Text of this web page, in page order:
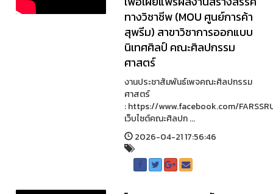
ทางวิชาชีพ (MOU ศูนย์การค้า
สุพรีม) สาขาวิชาการออกแบบ
นิเทศศิลป์ คณะศิลปกรรม
ศาสตร์
งานประชาสัมพันธ์เพจคณะศิลปกรรม
ศาสตร์
: https://www.facebook.com/
เว็บไซต์คณะศิลปก ...
2026-04-21 17:56:46